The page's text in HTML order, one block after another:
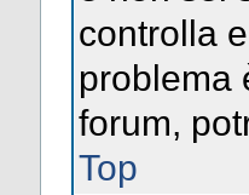
controlla
problema
forum,
Top